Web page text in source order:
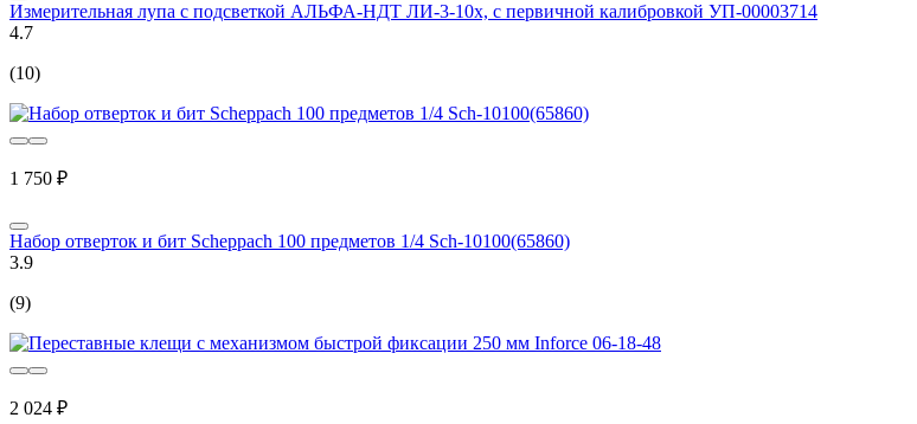
Измерительная лупа с подсветкой АЛЬФА-НДТ ЛИ-3-10x, с первичной калибровкой УП-00003714
4.7
(10)
1 750 ₽
Набор отверток и бит Scheppach 100 предметов 1/4 Sch-10100(65860)
3.9
(9)
2 024 ₽